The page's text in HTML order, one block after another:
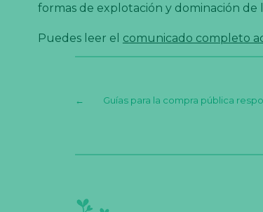
formas de explotación y dominación de
Puedes leer el comunicado completo
← Guías para la compra pública